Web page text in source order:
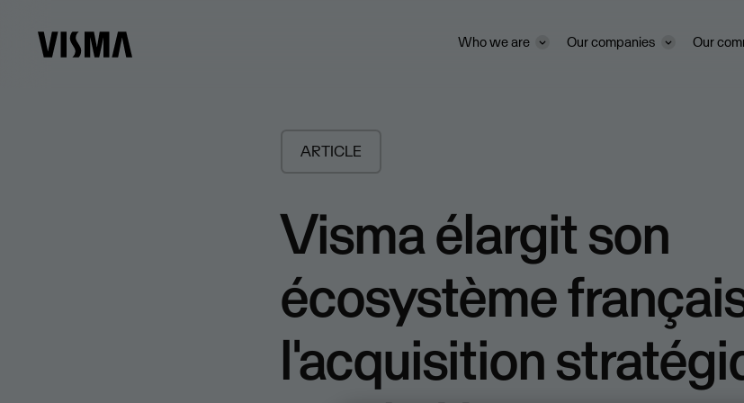
Who we are Our companies Our
ARTICLE
Visma élargit son
écosystème
l'acquisition